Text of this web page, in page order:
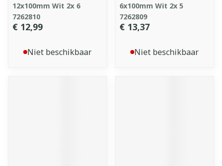
12x100mm Wit 2x 6
7262810
€ 12,99
Niet beschikbaar
6x100mm Wit 2x 5
7262809
€ 13,37
Niet beschikbaar